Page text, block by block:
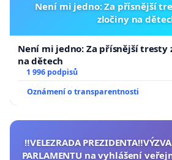
Není mi jedno: Za přísnější
zločiny na
Není mi jedno: Za přísnější tresty
na dětech
1 996 podpisů
Oznámení o transparentnosti
‼️VELEZRADA
PARLAMENTU na vyhlášení